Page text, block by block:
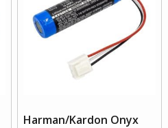
Harman/Kardon Onyx